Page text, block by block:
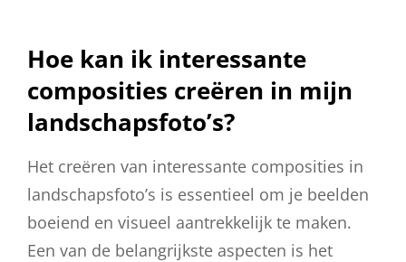
Hoe kan ik interessante
composities creëren in mijn
landschapsfoto’s?
Het creëren van interessante composities in
landschapsfoto’s is essentieel om je beelden
boeiend en visueel aantrekkelijk te maken.
Een van de belangrijkste aspecten is het